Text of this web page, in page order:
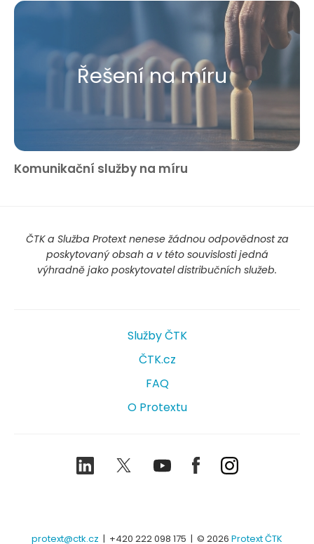
Řešení na míru
Komunikační služby na míru
ČTK a Služba Protext nenese žádnou odpovědnost za
poskytovaný obsah a v této souvislosti jedná
výhradně jako poskytovatel distribučních služeb.
Služby ČTK
ČTK.cz
FAQ
O Protextu
LinkedIn TwitterYoutubeFacebookInstagram
protext@ctk.cz | +420 222 098 175 | © 2026 Protext ČTK